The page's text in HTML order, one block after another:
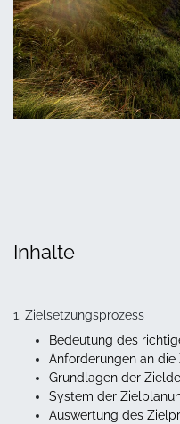
Inhalte
1. Zielsetzungsprozess
Bedeutung des
Anforderungen an
Grundlagen der
System der
Auswertung des